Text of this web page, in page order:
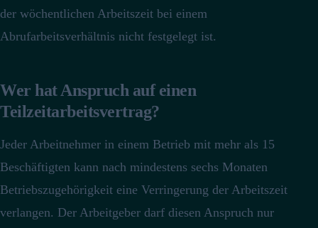
der wöchentlichen Arbeitszeit bei einem
Abrufarbeitsverhältnis nicht festgelegt ist.
Wer hat Anspruch auf einen
Teilzeitarbeitsvertrag?
Jeder Arbeitnehmer in einem Betrieb mit mehr als 15
Beschäftigten kann nach mindestens sechs Monaten
Betriebszugehörigkeit eine Verringerung der Arbeitszeit
verlangen. Der Arbeitgeber darf diesen Anspruch nur